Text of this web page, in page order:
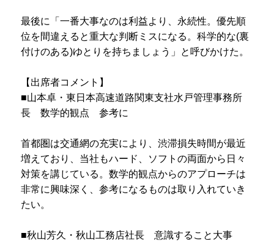
最後に「一番大事なのは利益より、永続性。優先順
位を間違えると重大な判断ミスになる。科学的な(裏
付けのある)ゆとりを持ちましょう」と呼びかけた。
【出席者コメント】
■山本卓・東日本高速道路関東支社水戸管理事務所
長 数学的観点 参考に
首都圏は交通網の充実により、渋滞損失時間が最近
増えており、当社もハード、ソフトの両面から日々
対策を講じている。数学的観点からのアプローチは
非常に興味深く、参考になるものは取り入れていき
たい。
■秋山芳久・秋山工務店社長 意識すること大事